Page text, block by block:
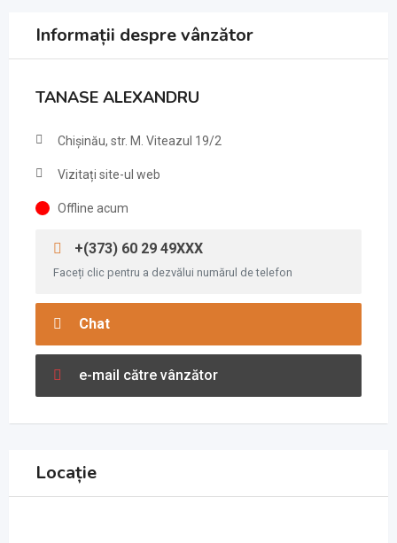
Informații despre vânzător
TANASE ALEXANDRU
Chişinău, str. M. Viteazul 19/2
Vizitați site-ul web
Offline acum
+(373) 60 29 49XXX
Faceți clic pentru a dezvălui numărul de telefon
Chat
e-mail către vânzător
Locație